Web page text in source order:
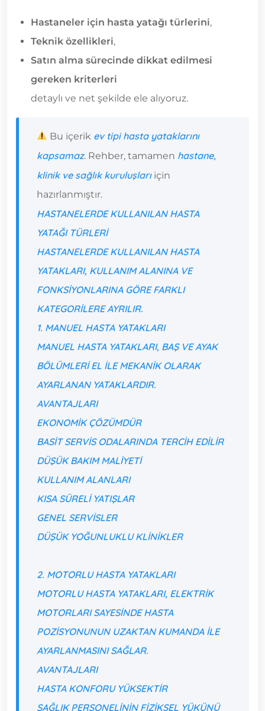
Hastaneler için hasta yatağı türlerini,
Teknik özellikleri,
Satın alma sürecinde dikkat edilmesi
gereken kriterleri
detaylı ve net şekilde ele alıyoruz.
Bu içerik ev tipi hasta yataklarını
kapsamaz. Rehber, tamamen hastane,
klinik ve sağlık kuruluşlarıiçin
hazırlanmıştır.
HASTANELERDE KULLANILAN HASTA
YATAĞI TÜRLERI
HASTANELERDE KULLANILAN HASTA
YATAKLARI, KULLANIM ALANINA VE
FONKSIYONLARINA GÖRE FARKLI
KATEGORILERE AYRILIR.
1. MANUEL HASTA YATAKLARI
MANUEL HASTA YATAKLARI, BAŞ VE AYAK
BÖLÜMLERIEL ILE MEKANIK OLARAK
AYARLANANYATAKLARDIR.
AVANTAJLARI
EKONOMIK ÇÖZÜMDÜR
BASIT SERVIS ODALARINDA TERCIH EDILIR
DÜŞÜK BAKIM MALIYETI
KULLANIM ALANLARI
KISA SÜRELI YATIŞLAR
GENEL SERVISLER
DÜŞÜK YOĞUNLUKLU KLINIKLER
2. MOTORLU HASTA YATAKLARI
MOTORLU HASTA YATAKLARI, ELEKTRIK
MOTORLARI SAYESINDE HASTA
POZISYONUNUN UZAKTAN KUMANDA ILE
AYARLANMASINI SAĞLAR.
AVANTAJLARI
HASTA KONFORU YÜKSEKTIR
SAĞLIK PERSONELININ FIZIKSEL YÜKÜNÜ